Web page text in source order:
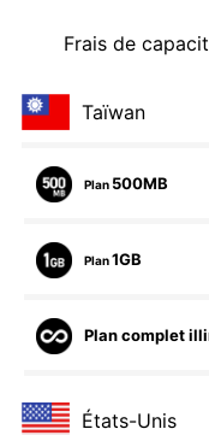
Frais de
Taïwan
Plan 500MB
Plan1GB
Plan complet
États-Unis